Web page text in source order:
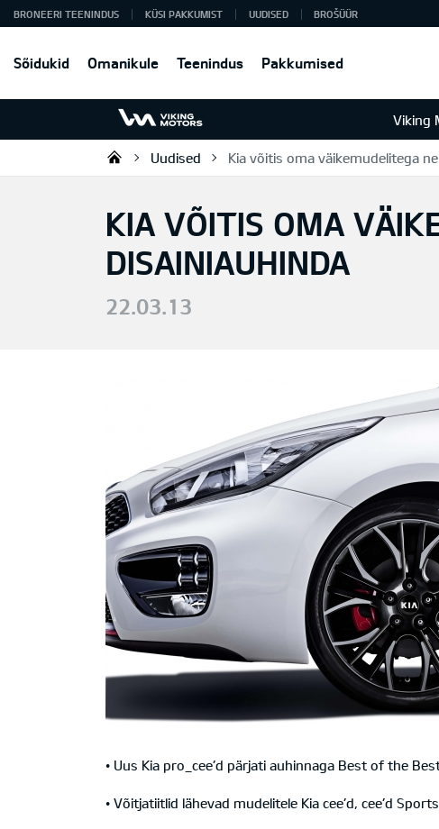
Sõidukid Omanikule Teenindus Pakkumised
BRONEERI TEENINDUS KÜSI PAKKUMIST UUDISED BROŠÜÜR
Viking
Viking Motors - Kia müük, hooldus
Uudised Kia võitis oma väikemudelitega
KIA VÕITIS OMA
DISAINIAUHINDA
22.03.13
• Uus Kia pro_cee’d pärjati auhinnaga Best of the
• Võitjatiitlid lähevad mudelitele Kia cee’d, cee’d